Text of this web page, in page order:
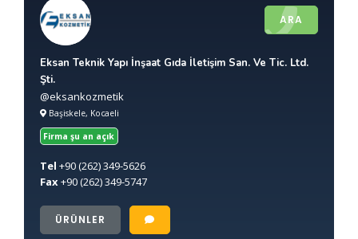
ARA
Eksan Teknik Yapı İnşaat Gıda İletişim San. Ve Tic. Ltd.
Şti.
@eksankozmetik
Başiskele, Kocaeli
Firma şu an açık
Tel +90(262) 349-5626
Fax+90(262) 349-5747
ÜRÜNLER